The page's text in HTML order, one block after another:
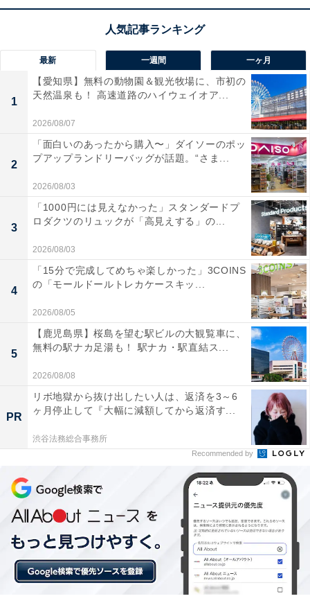
デノンの「PMA-600NE」は、Bluetooth機能とデジタル
入力を搭載した本格プリメインアンプです。スマホの音
楽をワイヤレスで流せるほか、テレビともデジタル接続
が可能。伝統のオーディオ技術による豊かな表現力
自宅での音楽や映画の臨場感が劇的に高まります！
ノイズを抑えるアナログモードも備え、リビングにいな
がら贅沢な高音質の世界に浸れるのが魅力ですね。
デノン「PMA-600NE」の口コミは？
デノン「PMA-600NE」には以下のような口コミが寄せ
られています。
Bluetooth接続がとても安定しておりスマホの音楽を
高音質で気軽に楽しめて満足しています
テレビと光デジタルで接続したところ映画の迫力や
セリフの聴き取りやすさが劇的に向上しました
デノンらしい厚みとキレのある本格的なサウンドが
部屋中に響き渡り毎日音楽を聴くのが楽しみです
お気に入りの音楽を本格的なサウンドで楽しみたい人
や、テレビの音をグレードアップさせたい人には、おす
すめの商品といえそうです。
最新 一週間 一ヶ月
1
【愛知県】無料の動物園＆観光牧場に、市初の
天然温泉も！ 高速道路のハイウェイオア...
2026/08/07
2
「面白いのあったから購入〜」ダイソーのポッ
プアップランドリーバッグが話題。“さま...
2026/08/03
3
「1000円には見えなかった」スタンダードプ
ロダクツのリュックが「高見えする」の...
2026/08/03
4
「15分で完成してめちゃ楽しかった」3COINS
の「モールドールトレカケースキッ...
2026/08/05
5
【鹿児島県】桜島を望む駅ビルの大観覧車に、
無料の駅ナカ足湯も！ 駅ナカ・駅直結ス...
2026/08/08
PR
リボ地獄から抜け出したい人は、返済を3～6
ヶ月停止して『大幅に減額してから返済す...
渋谷法務総合事務所
Recommended by